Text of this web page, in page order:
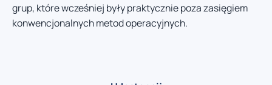
grup, które wcześniej były praktycznie poza zasięgiem
konwencjonalnych metod operacyjnych.